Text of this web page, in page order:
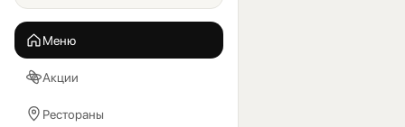
Меню
Акции
Рестораны